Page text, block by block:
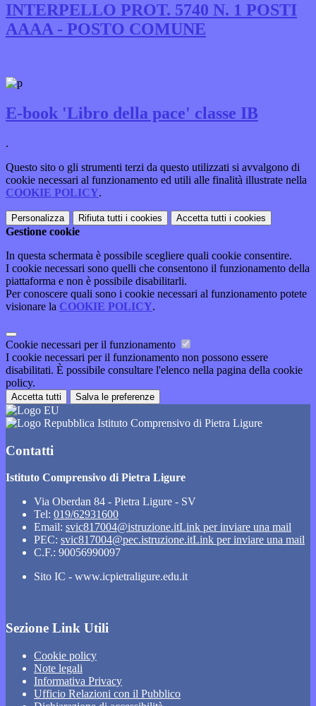
INTERPELLO PROT. 5740 N. 1 POSTI
AAAA - POSTO COMUNE
E-book 'Libro della pace' classe IB
.
Questo sito o gli strumenti terzi da questo utilizzati si avvalgono di
cookie necessari al funzionamento ed utili alle finalità illustrate nella
COOKIE POLICY.
Personalizza Rifiuta tutti i cookies Accetta tutti i cookies
Gestione cookie
In questa schermata è possibile scegliere quali cookie consentire.
I cookie necessari sono quelli che consentono il funzionamento della
piattaforma e non è possibile disabilitarli.
Per conoscere quali sono i cookie necessari al funzionamento potete
visionare la COOKIE POLICY.
Cookie necessari per il funzionamento
I cookie necessari per il funzionamento non possono essere
disabilitati. È possibile consultare l'elenco nella pagina della cookie
policy.
Accetta tutti Salva le preferenze
Istituto Comprensivo di Pietra Ligure
Contatti
Istituto Comprensivo di Pietra Ligure
Via Oberdan 84 - Pietra Ligure - SV
Tel: 019/62931600
Email: svic817004@istruzione.itLink per inviare una mail
PEC: svic817004@pec.istruzione.itLink per inviare una mail
C.F.: 90056990097
Sito IC - www.icpietraligure.edu.it
Sezione Link Utili
Cookie policy
Note legali
Informativa Privacy
Ufficio Relazioni con il Pubblico